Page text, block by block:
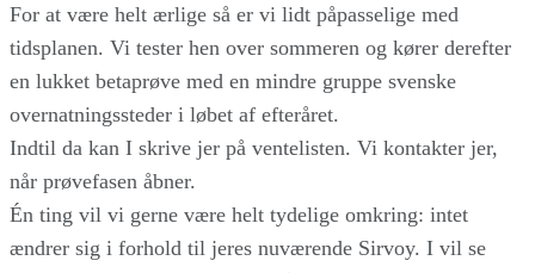
For at være helt ærlige så er vi lidt påpasselige med
tidsplanen. Vi tester hen over sommeren og kører derefter
en lukket betaprøve med en mindre gruppe svenske
overnatningssteder i løbet af efteråret.
Indtil da kan I skrive jer på ventelisten. Vi kontakter jer,
når prøvefasen åbner.
Én ting vil vi gerne være helt tydelige omkring: intet
ændrer sig i forhold til jeres nuværende Sirvoy. I vil se